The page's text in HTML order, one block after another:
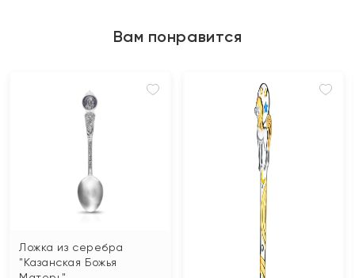
Вам понравится
Ложка из серебра
"Казанская Божья